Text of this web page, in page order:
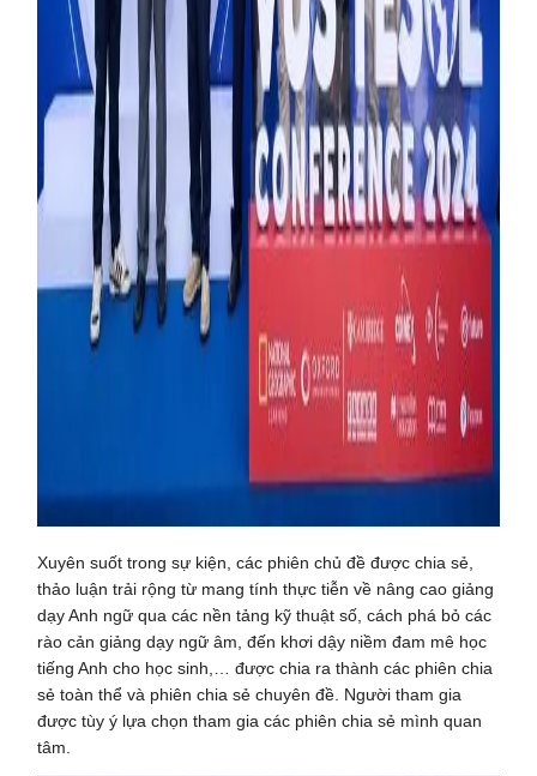
Xuyên suốt trong sự kiện, các phiên chủ đề được chia sẻ,
thảo luận trải rộng từ mang tính thực tiễn về nâng cao giảng
dạy Anh ngữ qua các nền tảng kỹ thuật số, cách phá bỏ các
rào cản giảng dạy ngữ âm, đến khơi dậy niềm đam mê học
tiếng Anh cho học sinh,… được chia ra thành các phiên chia
sẻ toàn thể và phiên chia sẻ chuyên đề. Người tham gia
được tùy ý lựa chọn tham gia các phiên chia sẻ mình quan
tâm.